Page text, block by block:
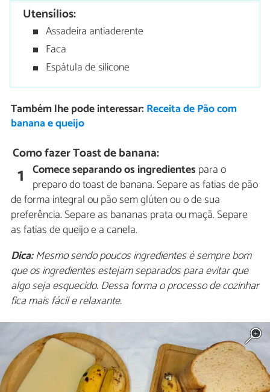
Utensílios:
Assadeira antiaderente
Faca
Espátula de silicone
Também lhe pode interessar: Receita de Pão com
banana e queijo
Como fazer Toast de banana:
1 Comece separando os ingredientes para o
preparo do toast de banana. Separe as fatias de pão
de forma integral ou pão sem glúten ou o de sua
preferência. Separe as bananas prata ou maçã. Separe
as fatias de queijo e a canela.
Dica:Mesmo sendo poucos ingredientes é sempre bom
que os ingredientes estejam separados para evitar que
algo seja esquecido. Dessa forma o processo de cozinhar
fica mais fácil e relaxante.